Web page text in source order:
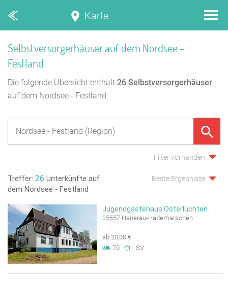
Karte
Selbstversorgerhäuser auf dem Nordsee -
Festland
Die folgende Übersicht enthält 26 Selbstversorgerhäuser
auf dem Nordsee - Festland.
Filter vorhanden
Treffer: 26 Unterkünfte auf
dem Nordsee - Festland
Beste Ergebnisse
Jugendgästehaus Osterlüchten
25557 Hanerau-Hademarschen
ab 20,00 €
70
SV